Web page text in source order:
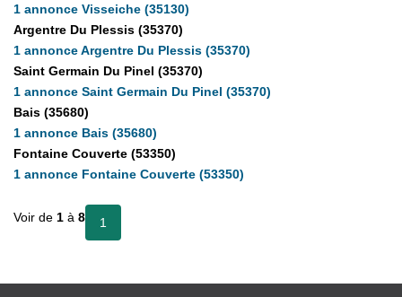
1 annonce Visseiche (35130)
Argentre Du Plessis (35370)
1 annonce Argentre Du Plessis (35370)
Saint Germain Du Pinel (35370)
1 annonce Saint Germain Du Pinel (35370)
Bais (35680)
1 annonce Bais (35680)
Fontaine Couverte (53350)
1 annonce Fontaine Couverte (53350)
Voir de 1 à 8 1